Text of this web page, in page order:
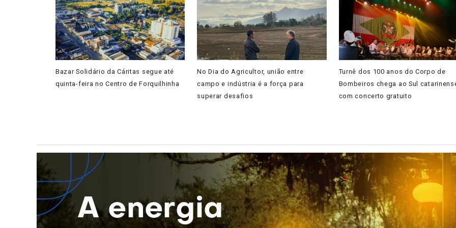
Bazar Solidário da Cáritas segue até
quinta-feira no Centro de Forquilhinha
No Dia do Agricultor, união entre
campo e indústria é a força para
superar desafios
Turnê dos 100 anos do Corpo de
Bombeiros chega ao Sul
com concerto gratuito